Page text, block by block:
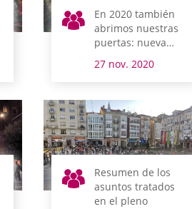
En 2020 también
abrimos nuestras
puertas: nueva
27 nov. 2020
Resumen de los
asuntos tratados
en el pleno